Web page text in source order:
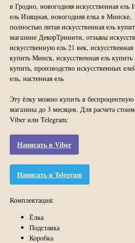
в Гродно, новогодняя искусственная ель
ель Изящная, новогодняя елка в Минске,
полностью литая искусственная ель
магазине ДекорТринити, отзывы
искусственную ель 21 век,
купить Минск, искусственная ель
купить, производство искусственных
ель, настенная ель
Эту ёлку можно купить в беспроцентную
магазина до 3 месяцев. Для расчета
Viber или Telegram:
Написать в Viber
Написать в Telegram
Комплектация:
Ёлка
Подставка
Коробка